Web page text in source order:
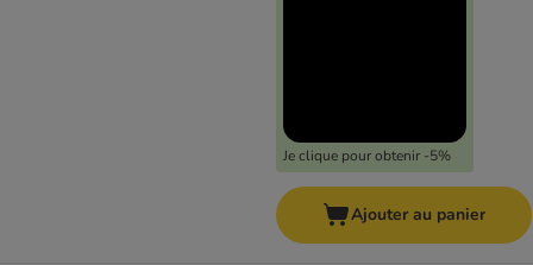
Je clique pour obtenir -5%
Ajouter au panier